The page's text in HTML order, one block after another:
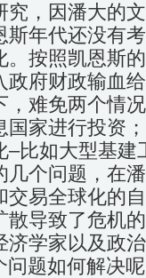
，因潘大的
斯年代还没有
按照凯恩斯
政府财政输血
难免两个情
家进行投资
–比如大型基建
几个问题，在
易全球化的
散导致了危机
学家以及政
问题如何解决